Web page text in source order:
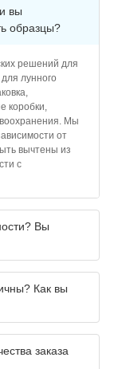
вы
образцы?
решений для
лунного
коробки,
Мы
от
вычтены из
с
Вы
Как вы
заказа